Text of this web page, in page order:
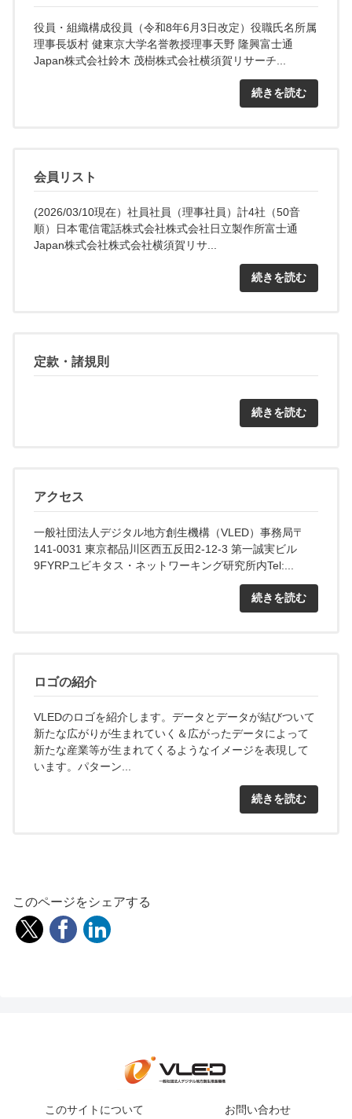
役員・組織構成役員（令和8年6月3日改定）役職氏名所属
理事長坂村 健東京大学名誉教授理事天野 隆興富士通
Japan株式会社鈴木 茂樹株式会社横須賀リサーチ...
続きを読む
会員リスト
(2026/03/10現在）社員社員（理事社員）計4社（50音
順）日本電信電話株式会社株式会社日立製作所富士通
Japan株式会社株式会社横須賀リサ...
続きを読む
定款・諸規則
続きを読む
アクセス
一般社団法人デジタル地方創生機構（VLED）事務局〒
141-0031 東京都品川区西五反田2-12-3 第一誠実ビル
9FYRPユビキタス・ネットワーキング研究所内Tel:...
続きを読む
ロゴの紹介
VLEDのロゴを紹介します。データとデータが結びついて
新たな広がりが生まれていく＆広がったデータによって
新たな産業等が生まれてくるようなイメージを表現して
います。パターン...
続きを読む
このページをシェアする
このサイトについて お問い合わせ